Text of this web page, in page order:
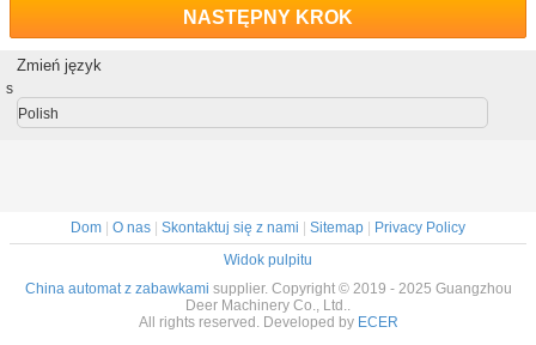
NASTĘPNY KROK
Zmień język
s
Polish
Dom O nas Skontaktuj się z nami Sitemap
Privacy Policy
Widok pulpitu
China automat z zabawkami supplier. Copyright © 2019 - 2025 Guangzhou
Deer Machinery Co., Ltd..
All rights reserved. Developed by ECER